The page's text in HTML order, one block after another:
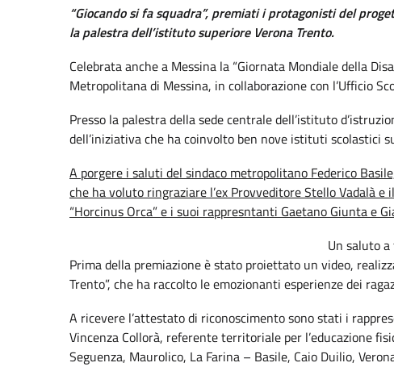
“Giocando si fa squadra”, premiati i protagonisti del
la palestra dell’istituto superiore Verona Trento.
Celebrata anche a Messina la “Giornata Mondiale della
Metropolitana di Messina, in collaborazione con l’Ufficio
Presso la palestra della sede centrale dell’istituto
dell’iniziativa che ha coinvolto ben nove istituti scolastici
A porgere i saluti del sindaco metropolitano Federico
che ha voluto ringraziare l’ex Provveditore Stello Vadalà
“Horcinus Orca” e i suoi rappresntanti Gaetano Giunta e
Un saluto
Prima della premiazione è stato proiettato un video,
Trento”, che ha raccolto le emozionanti esperienze dei
A ricevere l’attestato di riconoscimento sono stati i
Vincenza Collorà, referente territoriale per l’educazione
Seguenza, Maurolico, La Farina – Basile, Caio Duilio,